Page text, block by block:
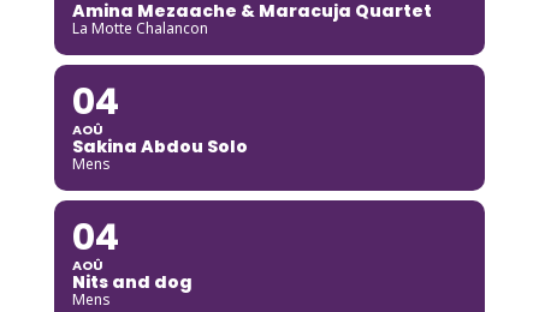
Amina Mezaache & Maracuja Quartet
La Motte Chalancon
04
AOÛ
Sakina Abdou Solo
Mens
04
AOÛ
Nits and dog
Mens